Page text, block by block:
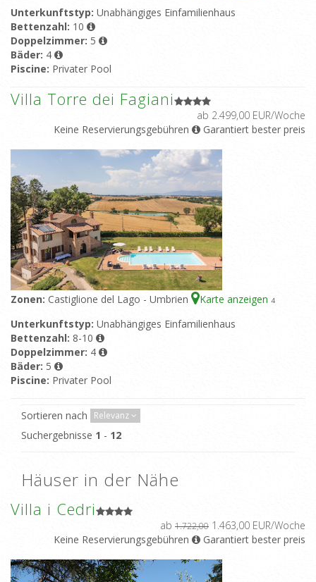
Unterkunftstyp: Unabhängiges Einfamilienhaus
Bettenzahl: 10
Doppelzimmer: 5
Bäder: 4
Piscine: Privater Pool
Villa Torre dei Fagiani
ab 2.499,00 EUR/Woche
Keine Reservierungsgebühren
Garantiert bester preis
Zonen: Castiglione del Lago - Umbrien Karte anzeigen 4
Unterkunftstyp: Unabhängiges Einfamilienhaus
Bettenzahl: 8-10
Doppelzimmer: 4
Bäder: 5
Piscine: Privater Pool
Sortieren nach Relevanz
Suchergebnisse 1 - 12
Häuser in der Nähe
Villa i Cedri
ab 1.722,00 1.463,00 EUR/Woche
Keine Reservierungsgebühren
Garantiert bester preis